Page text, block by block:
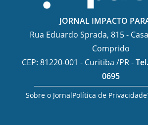
JORNAL IMPACTO
Rua Eduardo Sprada, 815 -
Comprido
CEP: 81220-001 - Curitiba /PR -
0695
Sobre o JornalPolítica de Privacidade